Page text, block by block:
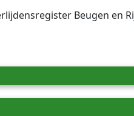
Beugen en